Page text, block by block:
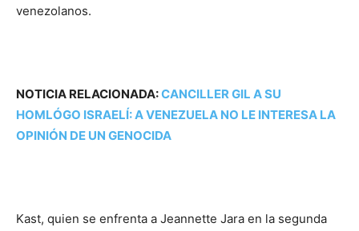
venezolanos.
NOTICIA RELACIONADA:CANCILLER GIL A SU
HOMLÓGO ISRAELÍ: A VENEZUELA NO LE INTERESA LA
OPINIÓN DE UN GENOCIDA
Kast, quien se enfrenta a Jeannette Jara en la segunda